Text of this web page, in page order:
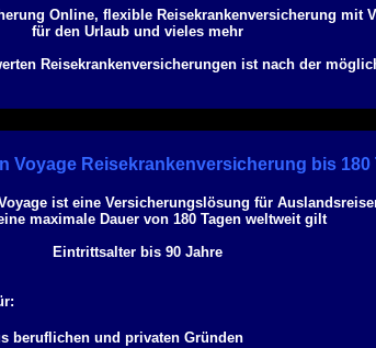
Online, flexible Reisekrankenversicherung mit
für den Urlaub und vieles mehr
Reisekrankenversicherungen ist nach der
Voyage Reisekrankenversicherung bis 180
ist eine Versicherungslösung für
maximale Dauer von 180 Tagen weltweit gilt
Eintrittsalter bis 90 Jahre
beruflichen und privaten Gründen